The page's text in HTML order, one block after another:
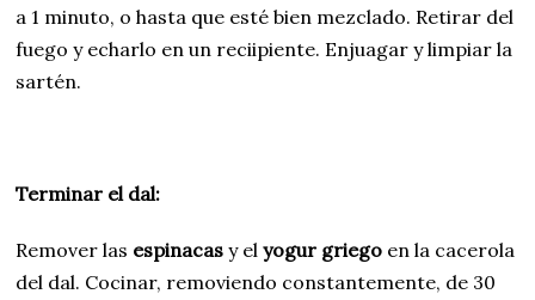
a 1 minuto, o hasta que esté bien mezclado. Retirar del
fuego y echarlo en un reciipiente. Enjuagar y limpiar la
sartén.
Terminar el dal:
Remover las espinacasy elyogur griego en la cacerola
del dal. Cocinar, removiendo constantemente, de 30